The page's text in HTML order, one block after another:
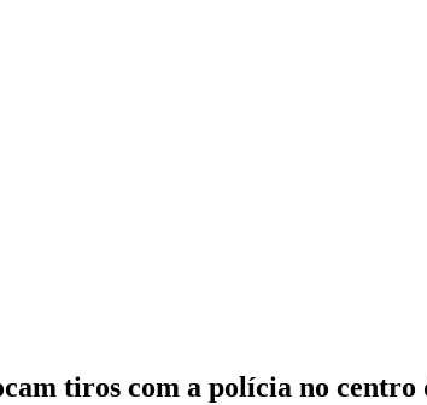
tiros com a polícia no centro